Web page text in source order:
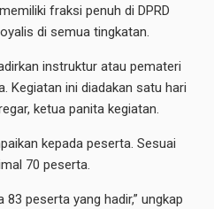
fraksi penuh di DPRD
di semua tingkatan.
instruktur atau pemateri
Kegiatan ini diadakan satu hari
ketua panita kegiatan.
kepada peserta. Sesuai
70 peserta.
83 peserta yang hadir,” ungkap